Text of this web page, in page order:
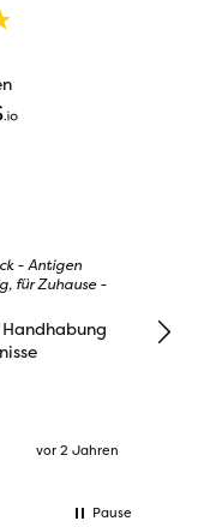
- Antigen
für Zuhause -
vor 2 Jahren
Der
Pause